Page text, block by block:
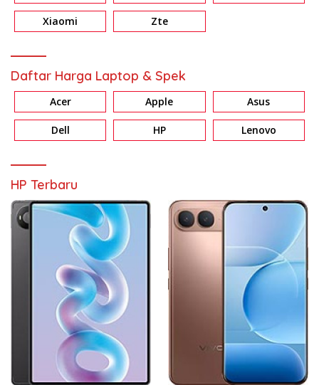
Xiaomi Zte
Daftar Harga Laptop & Spek
Acer Apple Asus
Dell HP Lenovo
HP Terbaru